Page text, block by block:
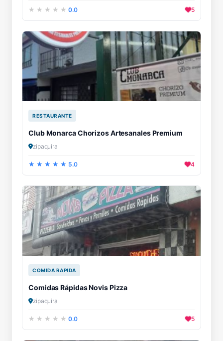
0.0 5
RESTAURANTE
Club Monarca Chorizos Artesanales Premium
zipaquira
5.0 4
COMIDA RAPIDA
Comidas Rápidas Novis Pizza
zipaquira
0.0 5